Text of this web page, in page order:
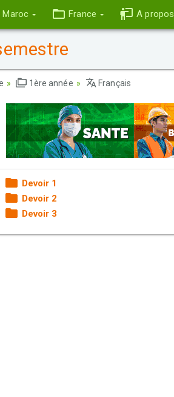
Maroc France A propos
1ère année Français
Devoir 1
Devoir 2
Devoir 3